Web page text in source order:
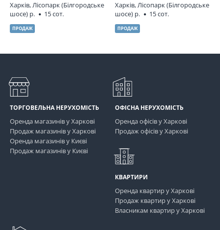
Харків, Лісопарк (Білгородське
шосе) р.
15 сот.
ПРОДАЖ
Харків, Лісопарк (Білгородське
шосе) р.
15 сот.
ПРОДАЖ
ТОРГОВЕЛЬНА НЕРУХОМІСТЬ
Оренда магазинів у Харкові
Продаж магазинів у Харкові
Оренда магазинів у Києві
Продаж магазинів у Києві
ОФІСНА НЕРУХОМІСТЬ
Оренда офісів у Харкові
Продаж офісів у Харкові
КВАРТИРИ
Оренда квартир у Харкові
Продаж квартир у Харкові
Власникам квартир у Харкові